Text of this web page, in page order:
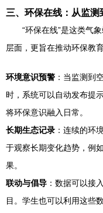
三、环保在线：从监
“环保在线”是这类气
层面，更旨在推动环保教
环境意识预警 ：当监测到
时，系统可以自动发布提
将环保意识融入日常。
长期生态记录 ：连续的环
于观察长期变化趋势，例
果。
联动与倡导 ：数据可以接
目。学生也可以利用这些